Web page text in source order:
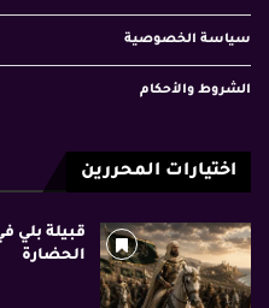
سياسة الخصوصية
الشروط والأحكام
اختيارات المحررين
قبيلة بلي
الحضارة